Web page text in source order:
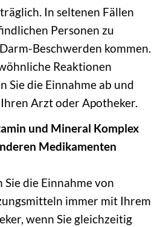
In seltenen Fällen
Personen zu
Beschwerden kommen.
Reaktionen
Sie die Einnahme ab und
Arzt oder Apotheker.
und Mineral Komplex
Medikamenten
Sie die Einnahme von
immer mit Ihrem
wenn Sie gleichzeitig